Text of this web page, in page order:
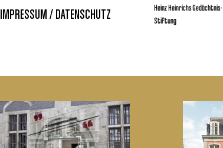
IMPRESSUM / DATENSCHUTZ
Heinz Heinrichs Gedächtnis-
Stiftung